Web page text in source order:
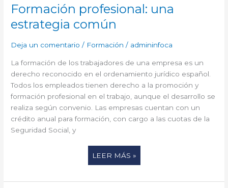
Formación profesional: una
estrategia común
Deja un comentario / Formación / admininfoca
La formación de los trabajadores de una empresa es un
derecho reconocido en el ordenamiento jurídico español.
Todos los empleados tienen derecho a la promoción y
formación profesional en el trabajo, aunque el desarrollo se
realiza según convenio. Las empresas cuentan con un
crédito anual para formación, con cargo a las cuotas de la
Seguridad Social, y
LEER MÁS »